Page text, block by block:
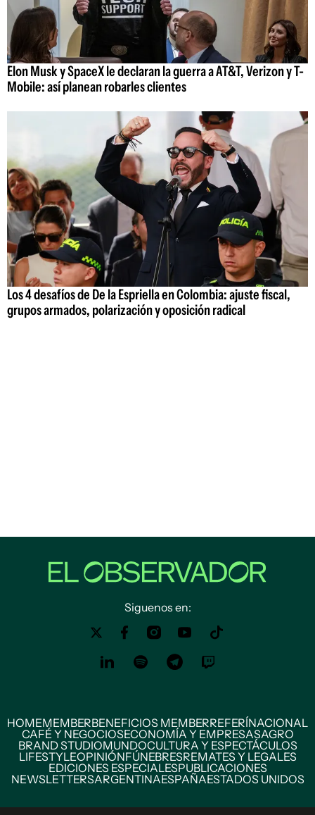
Elon Musk y SpaceX le declaran la guerra a AT&T, Verizon y T-
Mobile: así planean robarles clientes
Los 4 desafíos de De la Espriella en Colombia: ajuste fiscal,
grupos armados, polarización y oposición radical
Siguenos en:
HOMEMEMBERBENEFICIOS MEMBERREFERÍNACIONAL
CAFÉ Y NEGOCIOSECONOMÍA Y EMPRESASAGRO
BRAND STUDIOMUNDOCULTURA Y ESPECTÁCULOS
LIFESTYLEOPINIÓNFÚNEBRESREMATES Y LEGALES
EDICIONES ESPECIALESPUBLICACIONES
NEWSLETTERSARGENTINAESPAÑAESTADOS UNIDOS